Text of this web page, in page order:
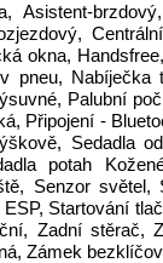
okna,
pneu, Nabíječka
Palubní
Připojení -
Sedadla
potah
Senzor světel,
Startování
Zadní stěrač,
Zámek